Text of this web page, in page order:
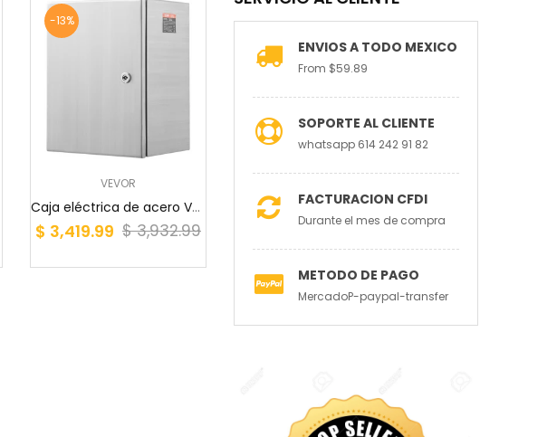
-13%
VEVOR
Caja eléctrica de acero VEVOR, 20" x 16" x 8", ...
$ 3,419.99 $ 3,932.99
ENVIOS A TODO MEXICO
From $59.89
SOPORTE AL CLIENTE
whatsapp 614 242 91 82
FACTURACION CFDI
Durante el mes de compra
METODO DE PAGO
MercadoP-paypal-transfer